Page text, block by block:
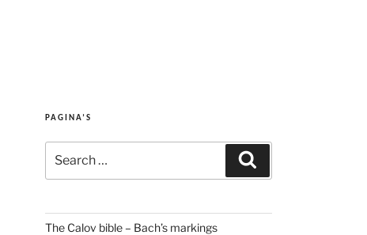
PAGINA’S
for:
The Calov bible – Bach’s markings